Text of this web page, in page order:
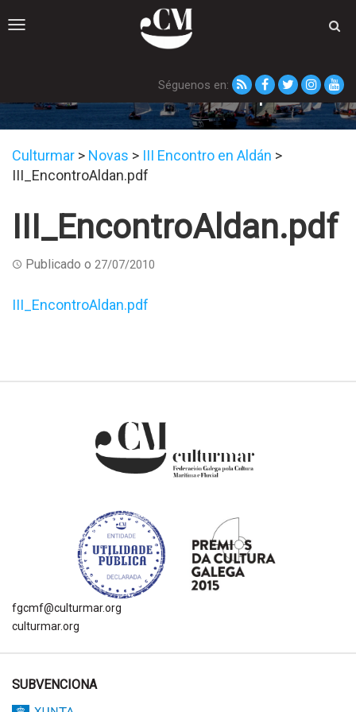
Toggle
Séguenos en:
III_EncontroAldan.pdf
Culturmar > Novas > III Encontro en Aldán >
III_EncontroAldan.pdf
III_EncontroAldan.pdf
Publicado o 27/07/2010
III_EncontroAldan.pdf
fgcmf@culturmar.org
culturmar.org
SUBVENCIONA